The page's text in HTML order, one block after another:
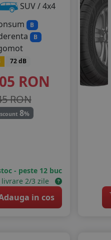
SUV / 4x4
B
B
72 dB
RON
RON
8%
- peste 12 buc
livrare 2/3 zile
in cos